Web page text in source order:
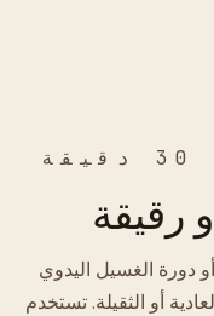
رقيقة
دورة الغسيل اليدوي
أو الثقيلة. تستخدم